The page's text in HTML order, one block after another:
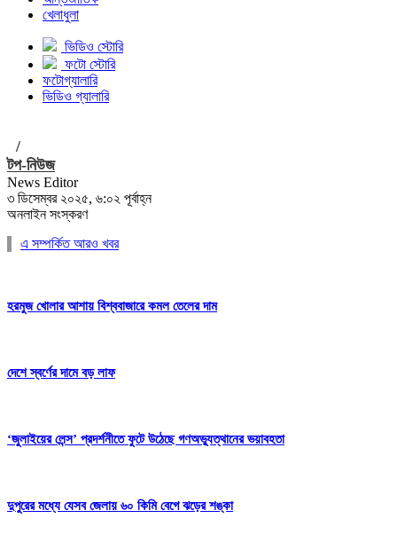
খেলাধুলা
ভিডিও স্টোরি
ফটো স্টোরি
ফটোগ্যালারি
ভিডিও গ্যালারি
/
টপ-নিউজ
News Editor
৩ ডিসেম্বর ২০২৫, ৬:০২ পূর্বাহ্ন
অনলাইন সংস্করণ
এ সম্পর্কিত আরও খবর
হরমুজ খোলার আশায় বিশ্ববাজারে কমল তেলের দাম
দেশে স্বর্ণের দামে বড় লাফ
‘জুলাইয়ের লেন্স’ প্রদর্শনীতে ফুটে উঠেছে গণঅভ্যুত্থানের ভয়াবহতা
দুপুরের মধ্যে যেসব জেলায় ৬০ কিমি বেগে ঝড়ের শঙ্কা